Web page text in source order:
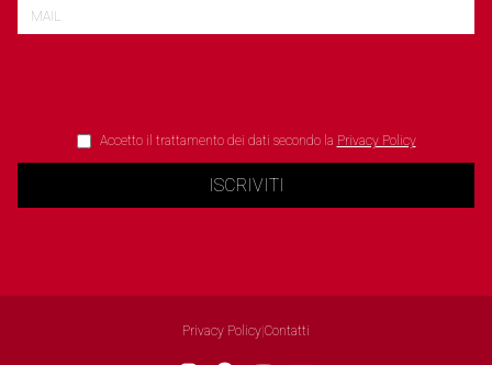
Accetto il trattamento dei dati secondo la Privacy Policy
ISCRIVITI
Privacy Policy Contatti